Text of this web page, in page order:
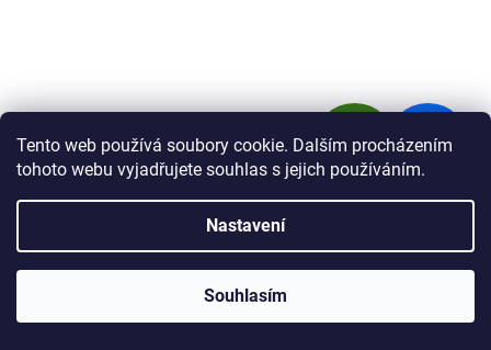
Tento web používá soubory cookie. Dalším procházením
tohoto webu vyjadřujete souhlas s jejich používáním.
Nastavení
Souhlasím
Z
D
R
M
ZDARMA
23 390 Kč
–20 %